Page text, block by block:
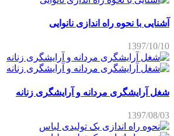
آشنایی با نحوه راه اندازی نانوایی
1397/10/10
شغل آرایشگری مردانه و آرایشگری زنانه
1397/08/03